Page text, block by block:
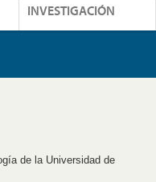
INVESTIGACIÓN
de la Universidad de